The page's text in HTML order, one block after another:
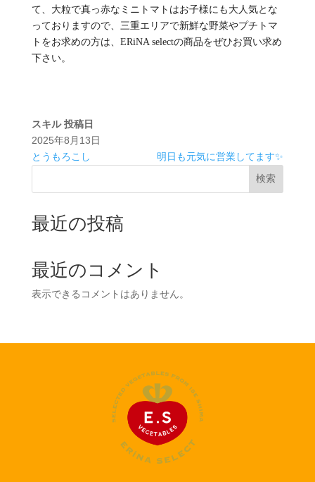
て、大粒で真っ赤なミニトマトはお子様にも大人気とな
っておりますので、三重エリアで新鮮な野菜やプチトマ
トをお求めの方は、ERiNA selectの商品をぜひお買い求め
下さい。
スキル 投稿日
2025年8月13日
とうもろこし
明日も元気に営業してます✨
検索
最近の投稿
最近のコメント
表示できるコメントはありません。